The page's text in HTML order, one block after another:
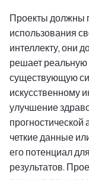
Проекты должны
использования
интеллекту, они
решает
существующую
искусственному
улучшение
прогностической
четкие данные
его потенциал
результатов.